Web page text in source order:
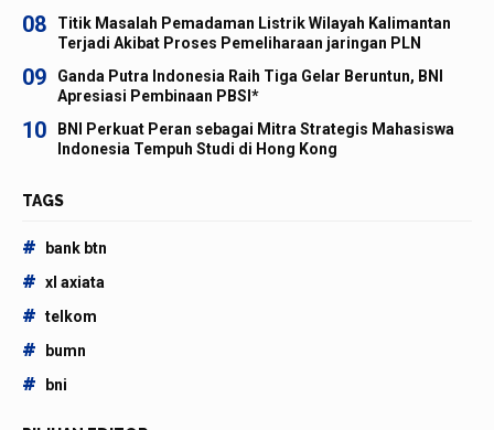
08
Titik Masalah Pemadaman Listrik Wilayah Kalimantan
Terjadi Akibat Proses Pemeliharaan jaringan PLN
09
Ganda Putra Indonesia Raih Tiga Gelar Beruntun, BNI
Apresiasi Pembinaan PBSI*
10
BNI Perkuat Peran sebagai Mitra Strategis Mahasiswa
Indonesia Tempuh Studi di Hong Kong
TAGS
# bank btn
# xl axiata
# telkom
# bumn
# bni